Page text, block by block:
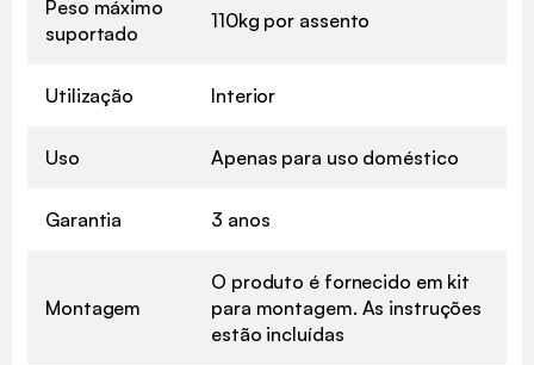
Peso máximo
suportado
110kg por assento
Utilização Interior
Uso Apenas para uso doméstico
Garantia 3 anos
Montagem
O produto é fornecido em kit
para montagem. As instruções
estão incluídas